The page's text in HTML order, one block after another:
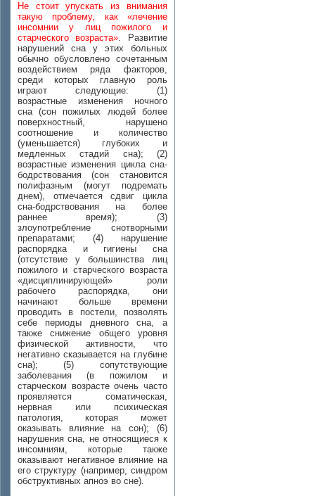
Не стоит упускать из внимания
такую проблему, как «лечение
инсомнии у лиц пожилого и
старческого возраста». Развитие
нарушений сна у этих больных
обычно обусловлено сочетанным
воздействием ряда факторов,
среди которых главную роль
играют следующие: (1)
возрастные изменения ночного
сна (сон пожилых людей более
поверхностный, нарушено
соотношение и количество
(уменьшается) глубоких и
медленных стадий сна); (2)
возрастные изменения цикла сна-
бодрствования (сон становится
полифазным (могут подремать
днем), отмечается сдвиг цикла
сна-бодрствования на более
раннее время); (3)
злоупотребление снотворными
препаратами; (4) нарушение
распорядка и гигиены сна
(отсутствие у большинства лиц
пожилого и старческого возраста
«дисциплинирующей» роли
рабочего распорядка, они
начинают больше времени
проводить в постели, позволять
себе периоды дневного сна, а
также снижение общего уровня
физической активности, что
негативно сказывается на глубине
сна); (5) сопутствующие
заболевания (в пожилом и
старческом возрасте очень часто
проявляется соматическая,
нервная или психическая
патология, которая может
оказывать влияние на сон); (6)
нарушения сна, не относящиеся к
инсомниям, которые также
оказывают негативное влияние на
его структуру (например, синдром
обструктивных апноэ во сне).